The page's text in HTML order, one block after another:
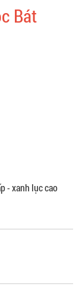
Bát
- xanh lục cao